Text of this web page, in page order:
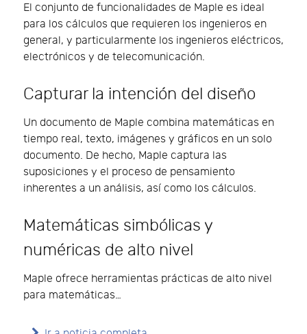
El conjunto de funcionalidades de Maple es ideal
para los cálculos que requieren los ingenieros en
general, y particularmente los ingenieros eléctricos,
electrónicos y de telecomunicación.
Capturar la intención del diseño
Un documento de Maple combina matemáticas en
tiempo real, texto, imágenes y gráficos en un solo
documento. De hecho, Maple captura las
suposiciones y el proceso de pensamiento
inherentes a un análisis, así como los cálculos.
Matemáticas simbólicas y
numéricas de alto nivel
Maple ofrece herramientas prácticas de alto nivel
para matemáticas…